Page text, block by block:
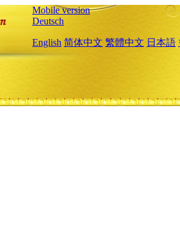
Mobile version
Deutsch
English 简体中文 繁體中文 日本語